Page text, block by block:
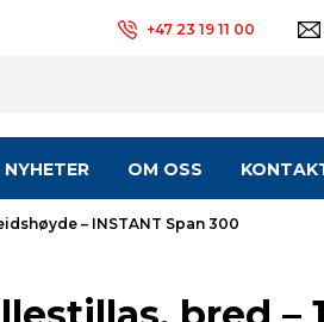
+47 23 19 11 00
NYHETER OM OSS
– INSTANT Span 300